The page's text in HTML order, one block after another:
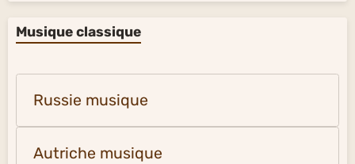
Musique classique
Russie musique
Autriche musique